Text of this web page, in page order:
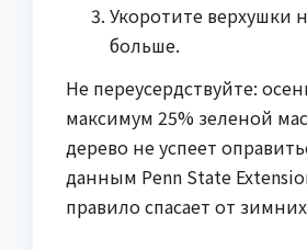
Укоротите верхушки
больше.
Не переусердствуйте:
максимум 25% зеленой
дерево не успеет
данным Penn State
правило спасает от